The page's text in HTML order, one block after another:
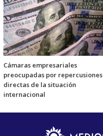
Cámaras empresariales
preocupadas por repercusiones
directas de la situación
internacional